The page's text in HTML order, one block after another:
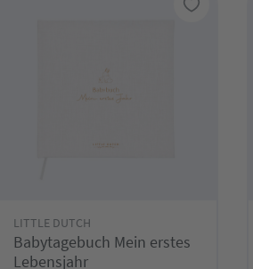
LITTLE DUTCH
Babytagebuch Mein erstes
Lebensjahr